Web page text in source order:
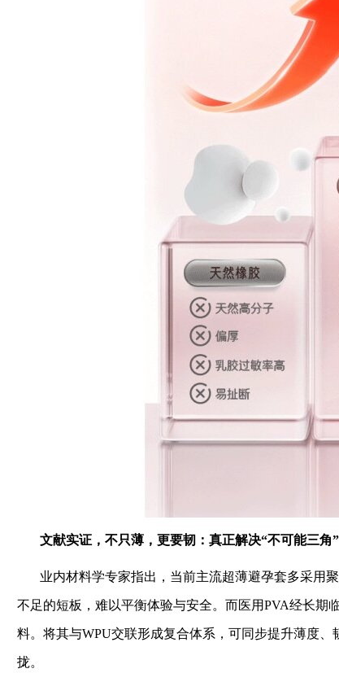
文献实证，不只薄，更要韧：真正解决“不可能三角”
业内材料学专家指出，当前主流超薄避孕套多采用
不足的短板，难以平衡体验与安全。而医用PVA经长期
料。将其与WPU交联形成复合体系，可同步提升薄度
拢。